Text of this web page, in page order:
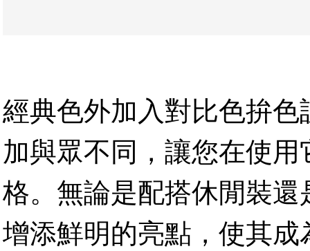
經典色外加入對比色拚
加與眾不同，讓您在使
格。無論是配搭休閒裝
增添鮮明的亮點，使其